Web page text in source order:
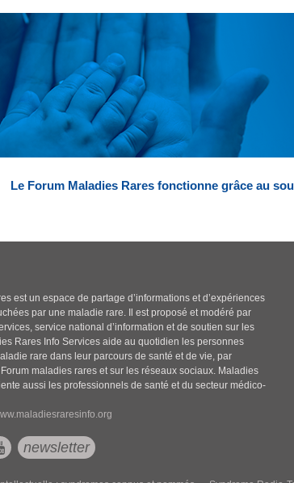
Le Forum Maladies Rares fonctionne grâce au
est un espace de partage d’informations et d’expériences
par une maladie rare. Il est proposé et modéré par
service national d’information et de soutien sur les
Rares Info Services aide au quotidien les personnes
rare dans leur parcours de santé et de vie, par
maladies rares et sur les réseaux sociaux. Maladies
aussi les professionnels de santé et du secteur médico-
newsletter